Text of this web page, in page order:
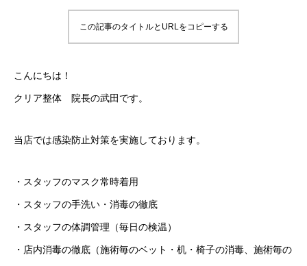
この記事のタイトルとURLをコピーする
こんにちは！
クリア整体 院長の武田です。
当店では感染防止対策を実施しております。
・スタッフのマスク常時着用
・スタッフの手洗い・消毒の徹底
・スタッフの体調管理（毎日の検温）
・店内消毒の徹底（施術毎のベット・机・椅子の消毒、施術毎の